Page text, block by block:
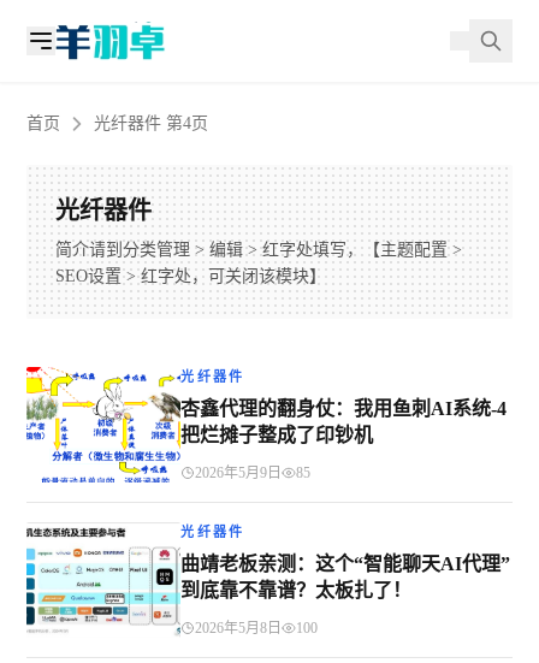
首页 光纤器件 第4页
光纤器件
简介请到分类管理 > 编辑 > 红字处填写，【主题配置 >
SEO设置 > 红字处，可关闭该模块】
光纤器件
杏鑫代理的翻身仗：我用鱼刺AI系统-4
把烂摊子整成了印钞机
2026年5月9日 85
光纤器件
曲靖老板亲测：这个“智能聊天AI代理”
到底靠不靠谱？太板扎了！
2026年5月8日 100